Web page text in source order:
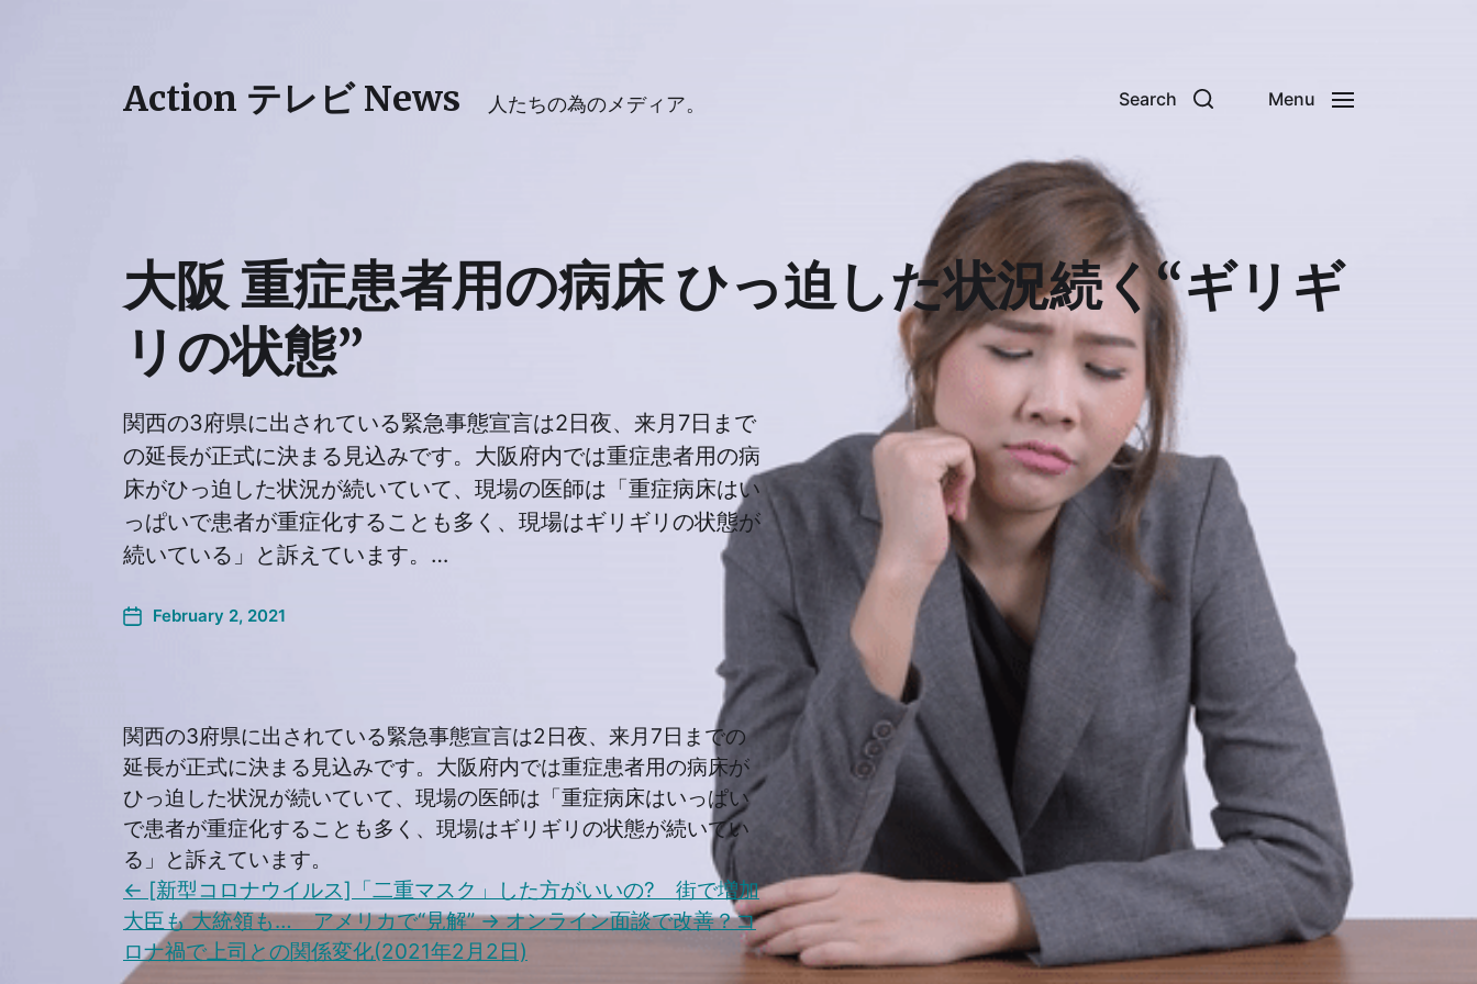
Action テレビ News 人たちの為のメディア。 Search Menu
大阪 重症患者用の病床 ひっ迫した状況続く“ギリギ
リの状態”
関西の3府県に出されている緊急事態宣言は2日夜、来月7日まで
の延長が正式に決まる見込みです。大阪府内では重症患者用の病
床がひっ迫した状況が続いていて、現場の医師は「重症病床はい
っぱいで患者が重症化することも多く、現場はギリギリの状態が
続いている」と訴えています。…
February 2, 2021
関西の3府県に出されている緊急事態宣言は2日夜、来月7日までの
延長が正式に決まる見込みです。大阪府内では重症患者用の病床が
ひっ迫した状況が続いていて、現場の医師は「重症病床はいっぱい
で患者が重症化することも多く、現場はギリギリの状態が続いてい
る」と訴えています。
← [新型コロナウイルス]「二重マスク」した方がいいの? 街で増加
大臣も 大統領も… アメリカで“見解” → オンライン面談で改善？コ
ロナ禍で上司との関係変化(2021年2月2日)